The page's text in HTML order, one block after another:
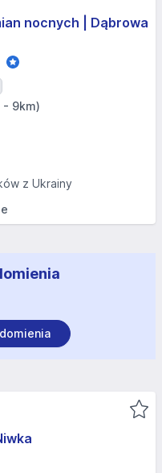
nocnych | Dąbrowa
- 9km)
z Ukrainy